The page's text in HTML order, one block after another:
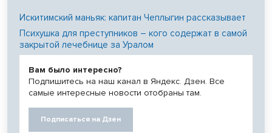
Искитимский маньяк: капитан Чеплыгин рассказывает
Психушка для преступников – кого содержат в самой
закрытой лечебнице за Уралом
Вам было интересно?
Подпишитесь на наш канал в Яндекс. Дзен. Все
самые интересные новости отобраны там.
Подписаться на Дзен